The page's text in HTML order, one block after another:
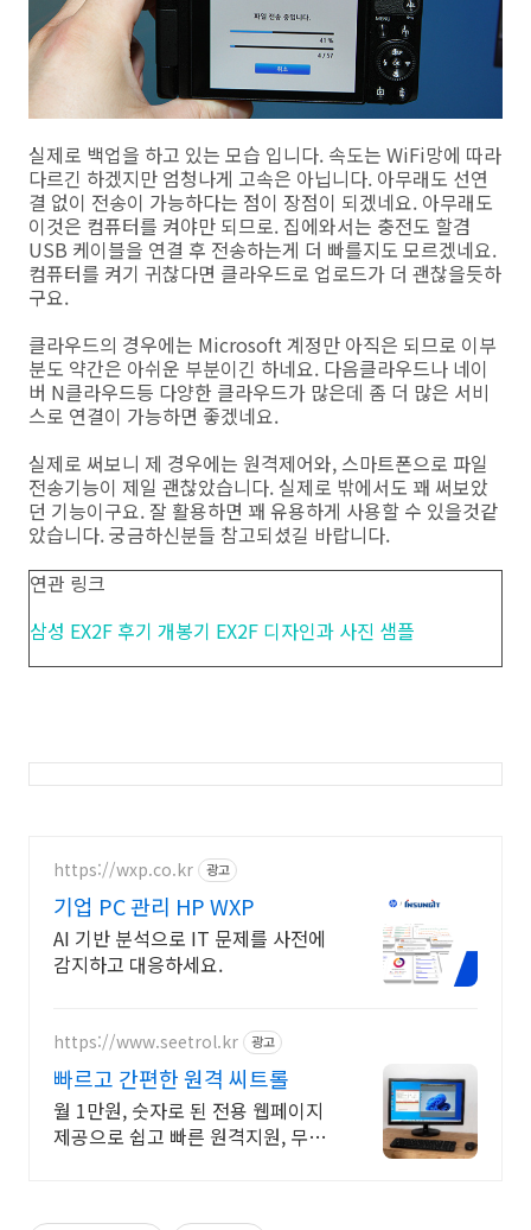
실제로 백업을 하고 있는 모습 입니다. 속도는 WiFi망에 따라
다르긴 하겠지만 엄청나게 고속은 아닙니다. 아무래도 선연
결 없이 전송이 가능하다는 점이 장점이 되겠네요. 아무래도
이것은 컴퓨터를 켜야만 되므로. 집에와서는 충전도 할겸
USB 케이블을 연결 후 전송하는게 더 빠를지도 모르겠네요.
컴퓨터를 켜기 귀찮다면 클라우드로 업로드가 더 괜찮을듯하
구요.
클라우드의 경우에는 Microsoft 계정만 아직은 되므로 이부
분도 약간은 아쉬운 부분이긴 하네요. 다음클라우드나 네이
버 N클라우드등 다양한 클라우드가 많은데 좀 더 많은 서비
스로 연결이 가능하면 좋겠네요.
실제로 써보니 제 경우에는 원격제어와, 스마트폰으로 파일
전송기능이 제일 괜찮았습니다. 실제로 밖에서도 꽤 써보았
던 기능이구요. 잘 활용하면 꽤 유용하게 사용할 수 있을것같
았습니다. 궁금하신분들 참고되셨길 바랍니다.
연관 링크
삼성 EX2F 후기 개봉기 EX2F 디자인과 사진 샘플
https://wxp.co.kr 광고
기업 PC 관리 HP WXP
AI 기반 분석으로 IT 문제를 사전에
감지하고 대응하세요.
https://www.seetrol.kr 광고
빠르고 간편한 원격 씨트롤
월 1만원, 숫자로 된 전용 웹페이지
제공으로 쉽고 빠른 원격지원, 무인